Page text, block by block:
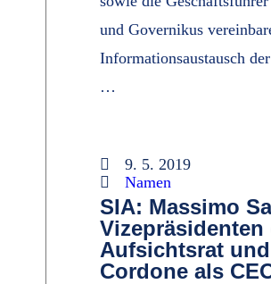
und Governikus
Informationsaustausch
…
9. 5. 2019
Namen
SIA: Massimo
Vizepräsidenten
Aufsichtsrat
Cordone als